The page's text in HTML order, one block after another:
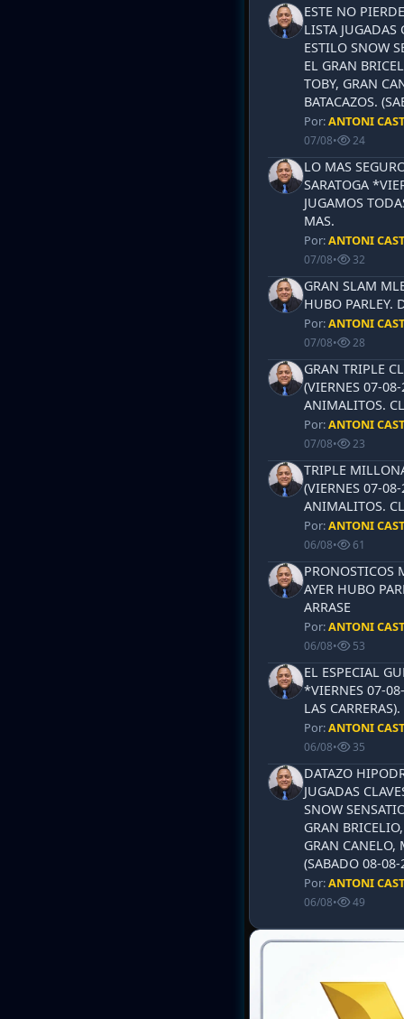
ESTE NO
LISTA JUGADAS
ESTILO SNOW
EL GRAN
TOBY, GRAN
BATACAZOS.
Por:ANTONI
07/08• 24
LO MAS
SARATOGA
JUGAMOS
MAS.
Por:ANTONI
07/08• 32
GRAN SLAM
HUBO PARLEY.
Por:ANTONI
07/08• 28
GRAN TRIPLE
(VIERNES 07-
ANIMALITOS.
Por:ANTONI
07/08• 23
TRIPLE
(VIERNES 07-
ANIMALITOS.
Por:ANTONI
06/08• 61
PRONOSTICOS
AYER HUBO
ARRASE
Por:ANTONI
06/08• 53
EL ESPECIAL
*VIERNES 07-
LAS
Por:ANTONI
06/08• 35
DATAZO
JUGADAS
SNOW
GRAN
GRAN CANELO,
(SABADO 08-
Por:ANTONI
06/08• 49